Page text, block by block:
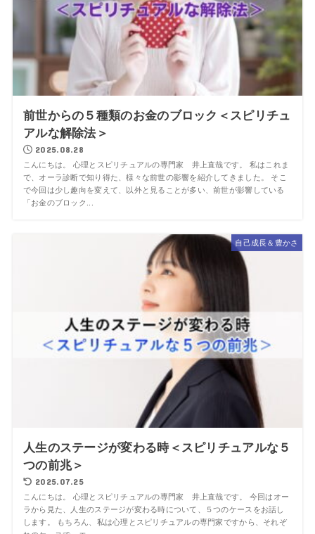
前世からの５種類のお金のブロック＜スピリチュ
アルな解除法＞
2025.08.28
こんにちは。 心理とスピリチュアルの専門家 井上直哉です。 私はこれま
で、オーラ診断で知り得た、様々な前世の影響を紹介してきました。 そこ
で今回は少し趣向を変えて、以外と見ることが多い、前世が影響している
「お金のブロック...
自己成長＆豊かさ
人生のステージが変わる時＜スピリチュアルな５
つの前兆＞
2025.07.25
こんにちは。 心理とスピリチュアルの専門家 井上直哉です。 今回はオー
ラから見た、人生のステージが変わる時について、５つのケースをお話し
します。 もちろん、私は心理とスピリチュアルの専門家ですから、それぞ